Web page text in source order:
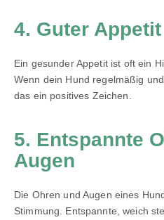
4. Guter Appetit
Ein gesunder Appetit ist oft ein
Wenn dein Hund regelmäßig
das ein positives Zeichen.
5. Entspannte
Augen
Die Ohren und Augen eines
Stimmung. Entspannte, weich